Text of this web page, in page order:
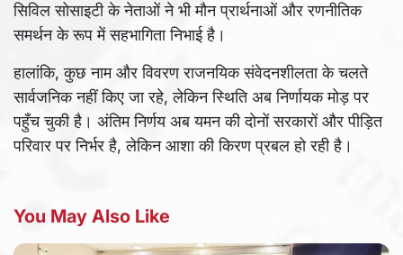
सिविल सोसाइटी के नेताओं ने भी मौन प्रार्थनाओं और रणनीतिक
समर्थन के रूप में सहभागिता निभाई है।
हालांकि, कुछ नाम और विवरण राजनयिक संवेदनशीलता के चलते
सार्वजनिक नहीं किए जा रहे, लेकिन स्थिति अब निर्णायक मोड़ पर
पहुँच चुकी है। अंतिम निर्णय अब यमन की दोनों सरकारों और पीड़ित
परिवार पर निर्भर है, लेकिन आशा की किरण प्रबल हो रही है।
You May Also Like